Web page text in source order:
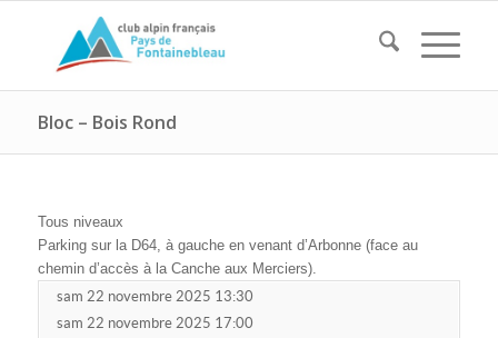
Bloc – Bois Rond
Tous niveaux
Parking sur la D64, à gauche en venant d’Arbonne (face au
chemin d’accès à la Canche aux Merciers).
sam 22 novembre 2025 13:30
sam 22 novembre 2025 17:00